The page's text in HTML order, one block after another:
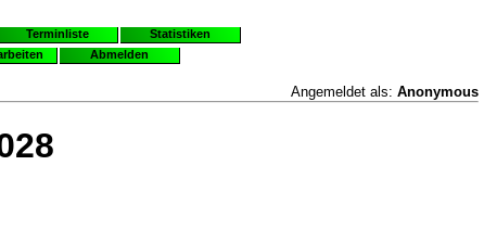
Terminliste
Statistiken
Abmelden
Angemeldet als: Anonymous